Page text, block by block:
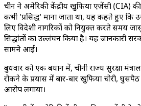
चीन ने अमेरिकी केंद्रीय खुफिया एजेंसी (CIA)
कभी 'प्रसिद्ध' माना जाता था, यह कहते हुए कि
लिए विदेशी नागरिकों को नियुक्त करते समय
सिद्धांतों का उल्लंघन किया है। यह जानकारी
सामने आई।
बुधवार को एक बयान में, चीनी राज्य सुरक्षा
रोकने के प्रयास में बार-बार खुफिया चोरी,
आरोप लगाया।